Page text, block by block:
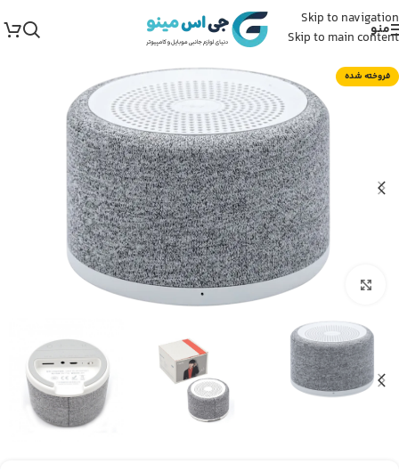
Skip to navigation
Skip to main content
منو
فروخته شده
برای بزرگنمایی کلیک کنید